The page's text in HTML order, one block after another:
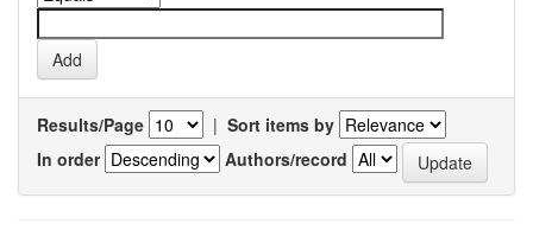
Results/Page | Sort items by
In order
Authors/record